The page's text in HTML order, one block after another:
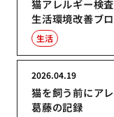
猫アレルギー検
生活環境改善ブ
生活
猫を飼う前にア
葛藤の記録
2026.04.19